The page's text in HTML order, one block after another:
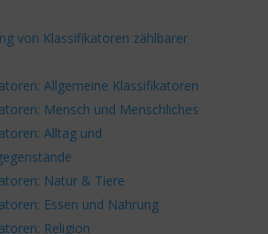
von Klassifikatoren zählbarer
Allgemeine Klassifikatoren
Mensch und Menschliches
Alltag und
Natur & Tiere
Essen und Nahrung
Religion